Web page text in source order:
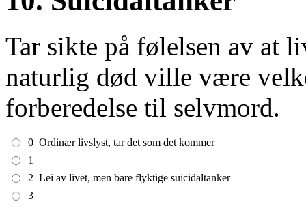
Tar sikte på følelsen av at
naturlig død ville være
forberedelse til selvmord.
0 Ordinær livslyst, tar det som det kommer
1
2 Lei av livet, men bare flyktige suicidaltanker
3